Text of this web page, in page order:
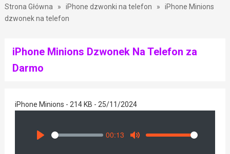
Strona Główna » iPhone dzwonki na telefon »
iPhone Minions
dzwonek na telefon
iPhone Minions Dzwonek Na Telefon za
Darmo
iPhone Minions - 214 KB - 25/11/2024
Seek
00:13
Volume